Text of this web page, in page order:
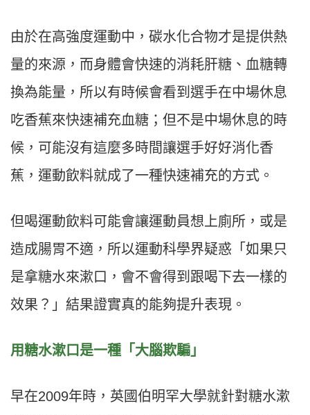
由於在高強度運動中，碳水化合物才是提供熱
量的來源，而身體會快速的消耗肝糖、血糖轉
換為能量，所以有時候會看到選手在中場休息
吃香蕉來快速補充血糖；但不是中場休息的時
候，可能沒有這麼多時間讓選手好好消化香
蕉，運動飲料就成了一種快速補充的方式。
但喝運動飲料可能會讓運動員想上廁所，或是
造成腸胃不適，所以運動科學界疑惑「如果只
是拿糖水來漱口，會不會得到跟喝下去一樣的
效果？」結果證實真的能夠提升表現。
用糖水漱口是一種「大腦欺騙」
早在2009年時，英國伯明罕大學就針對糖水漱